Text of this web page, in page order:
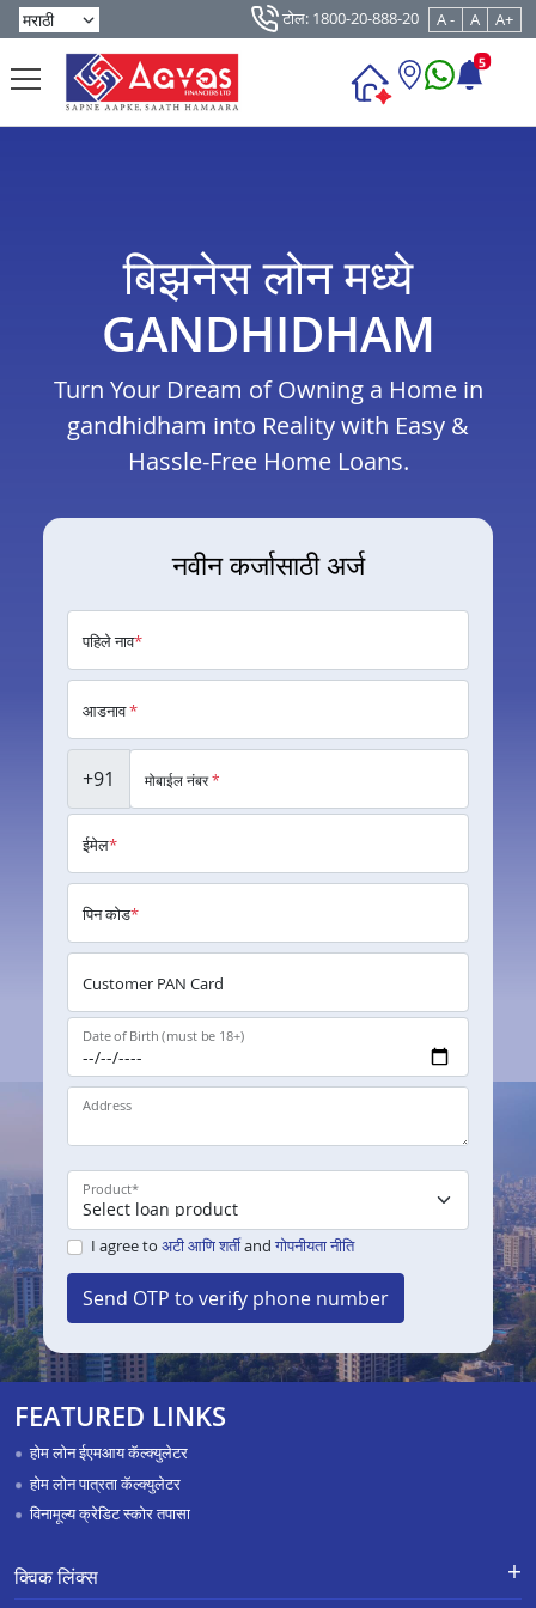
टोल: 1800-20-888-20 A - A A+
5
बिझनेस लोन मध्ये
GANDHIDHAM
Turn Your Dream of Owning a Home in
gandhidham into Reality with Easy &
Hassle-Free Home Loans.
नवीन कर्जासाठी अर्ज
पहिले नाव*
आडनाव*
+91 मोबाईल नंबर*
ईमेल*
पिन कोड*
Customer PAN Card
Date of Birth (must be 18+)
Address
Product*
I agree to अटी आणि शर्तीand गोपनीयता नीति
Send OTP to verify phone number
FEATURED LINKS
होम लोन ईएमआय कॅल्क्युलेटर
होम लोन पात्रता कॅल्क्युलेटर
विनामूल्य क्रेडिट स्कोर तपासा
क्विक लिंक्स